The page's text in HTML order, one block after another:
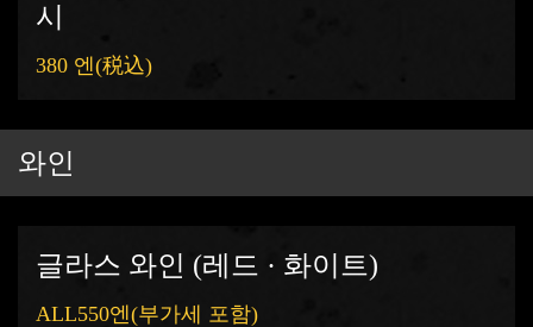
시
380 엔(税込)
와인
글라스 와인 (레드 · 화이트)
ALL550엔(부가세 포함)